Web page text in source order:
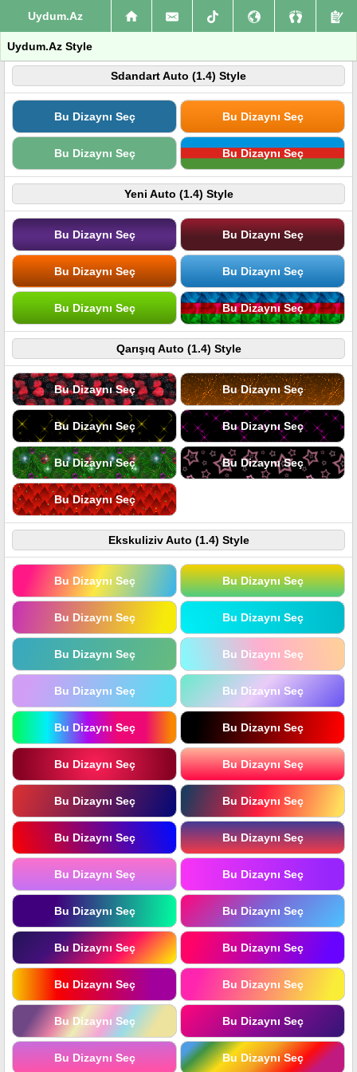
Uydum.Az
Uydum.Az Style
Sdandart Auto (1.4) Style
Bu Dizaynı Seç Bu Dizaynı Seç
Bu Dizaynı Seç Bu Dizaynı Seç
Yeni Auto (1.4) Style
Bu Dizaynı Seç Bu Dizaynı Seç
Bu Dizaynı Seç Bu Dizaynı Seç
Bu Dizaynı Seç Bu Dizaynı Seç
Qarışıq Auto (1.4) Style
Bu Dizaynı Seç Bu Dizaynı Seç
Bu Dizaynı Seç Bu Dizaynı Seç
Bu Dizaynı Seç Bu Dizaynı Seç
Bu Dizaynı Seç
Ekskuliziv Auto (1.4) Style
Bu Dizaynı Seç Bu Dizaynı Seç
Bu Dizaynı Seç Bu Dizaynı Seç
Bu Dizaynı Seç Bu Dizaynı Seç
Bu Dizaynı Seç Bu Dizaynı Seç
Bu Dizaynı Seç Bu Dizaynı Seç
Bu Dizaynı Seç Bu Dizaynı Seç
Bu Dizaynı Seç Bu Dizaynı Seç
Bu Dizaynı Seç Bu Dizaynı Seç
Bu Dizaynı Seç Bu Dizaynı Seç
Bu Dizaynı Seç Bu Dizaynı Seç
Bu Dizaynı Seç Bu Dizaynı Seç
Bu Dizaynı Seç Bu Dizaynı Seç
Bu Dizaynı Seç Bu Dizaynı Seç
Bu Dizaynı Seç Bu Dizaynı Seç